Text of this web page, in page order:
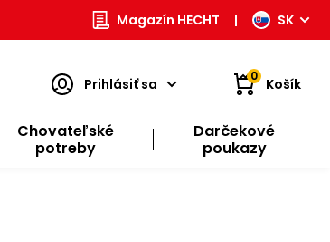
Magazín HECHT | SK
Prihlásiť sa 0 Košík
Chovateľské
potreby
Darčekové
poukazy